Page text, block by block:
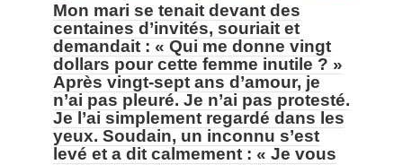
Mon mari se tenait devant des
centaines d’invités, souriait et
demandait : « Qui me donne vingt
dollars pour cette femme inutile ? »
Après vingt-sept ans d’amour, je
n’ai pas pleuré. Je n’ai pas protesté.
Je l’ai simplement regardé dans les
yeux. Soudain, un inconnu s’est
levé et a dit calmement : « Je vous